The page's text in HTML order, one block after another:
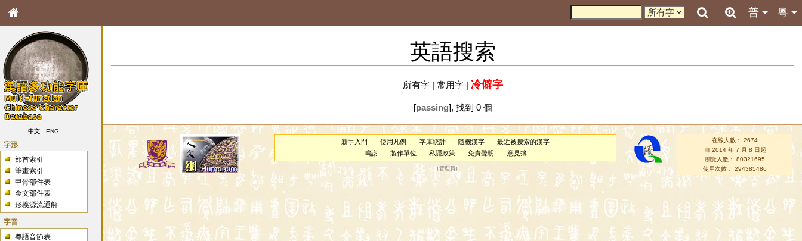
粵
普
中文 ENG
字形
部首索引
筆畫索引
甲骨部件表
金文部件表
形義源流通解
字音
粵語音節表
英語搜索
所有字| 常用字| 冷僻字
[passing], 找到 0 個
新手入門 使用凡例 字庫統計 隨機漢字
最近被搜索的漢字
鳴謝
製作單位 私隱政策 免責聲明 意見簿
（管理員 ）
在線人數： 2674
自 2014 年 7 月 8 日起
瀏覽人數： 80321695
使用次數： 294385486